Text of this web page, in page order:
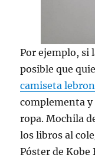
Por ejemplo, si
posible que
camiseta
complementa y
ropa. Mochila
los libros al
Póster de Kobe